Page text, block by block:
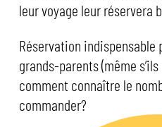
leur voyage leur réservera
Réservation indispensable
grands-parents (même
comment connaître le
commander?